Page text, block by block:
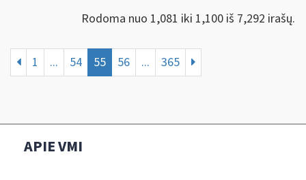
Rodoma nuo 1,081 iki 1,100 iš 7,292 irašų.
1 ... 54 55 56 ... 365
APIE VMI